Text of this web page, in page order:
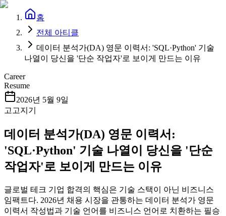
홈
전체 아티클
데이터 분석가(DA) 영문 이력서: 'SQL·Python' 기술
나열이 당신을 '단순 작업자'로 보이게 만드는 이유
Career
Resume
2026년 5월 9일
고고지기
데이터 분석가(DA) 영문 이력서:
'SQL·Python' 기술 나열이 당신을 '단순
작업자'로 보이게 만드는 이유
글로벌 테크 기업 합격의 핵심은 기술 스택이 아닌 비즈니스
임팩트다. 2026년 채용 시장을 관통하는 데이터 분석가 영문
이력서 작성법과 기술 언어를 비즈니스 언어로 치환하는 필승